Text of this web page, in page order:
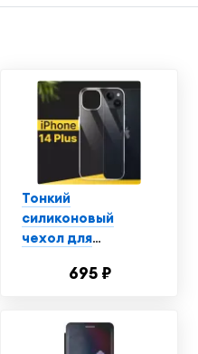
Тонкий
силиконовый
чехол для
iPhone 14 Plus /
телефона Эпл
695 ₽